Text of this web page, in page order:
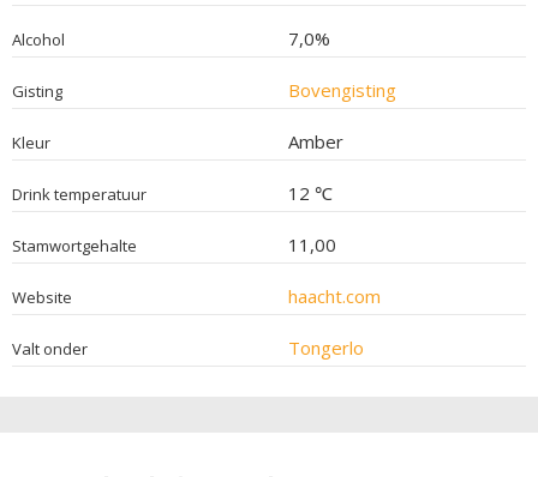
Alcohol 7,0%
Gisting Bovengisting
Kleur Amber
Drink temperatuur 12 ℃
Stamwortgehalte 11,00
Website haacht.com
Valt onder Tongerlo